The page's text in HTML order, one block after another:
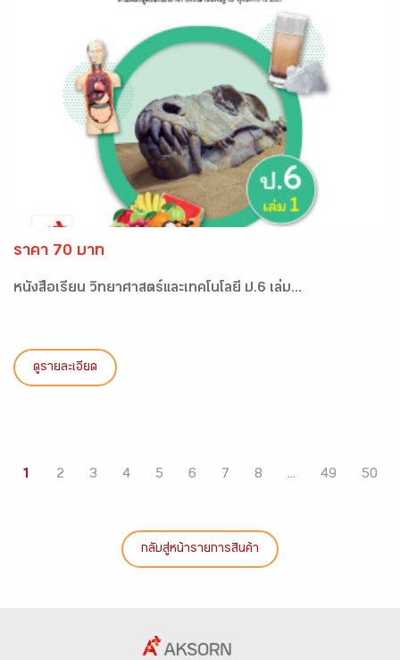
ราคา 70 บาท
หนังสือเรียน วิทยาศาสตร์และเทคโนโลยี ป.6 เล่ม...
ดูรายละเอียด
1 2 3 4 5 6 7 8 ... 49 50
กลับสู่หน้ารายการสินค้า